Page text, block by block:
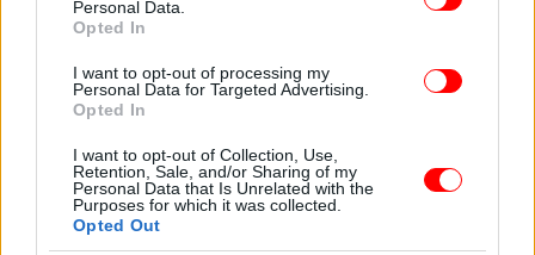
Personal Data.
Opted In
I want to opt-out of processing my
Personal Data for Targeted Advertising.
Opted In
I want to opt-out of Collection, Use,
Retention, Sale, and/or Sharing of my
Personal Data that Is Unrelated with the
Purposes for which it was collected.
Opted Out